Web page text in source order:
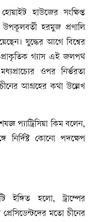
হাউজের সংক্ষিপ্ত
হরমুজ প্রণালি
যুদ্ধের আগে বিশ্বের
গ্যাস এই জলপথ
ওপর নির্ভরতা
আগ্রহের কথা উল্লেখ
প্যাট্রিসিয়া কিম বলেন,
নির্দিষ্ট কোনো পদক্ষেপ
ইঙ্গিত হলো, ট্রাম্পের
মতো চীনের